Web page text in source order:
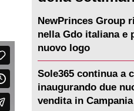
NewPrinces Group
nella Gdo italiana e
nuovo logo
Sole365 continua a
inaugurando due
vendita in Campania